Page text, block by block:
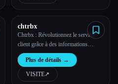
chtrbx
Chtrbx : Révolutionnez le service
client grâce à des informations
basées sur l''IA
Plus de détails →
VISITE↗︎